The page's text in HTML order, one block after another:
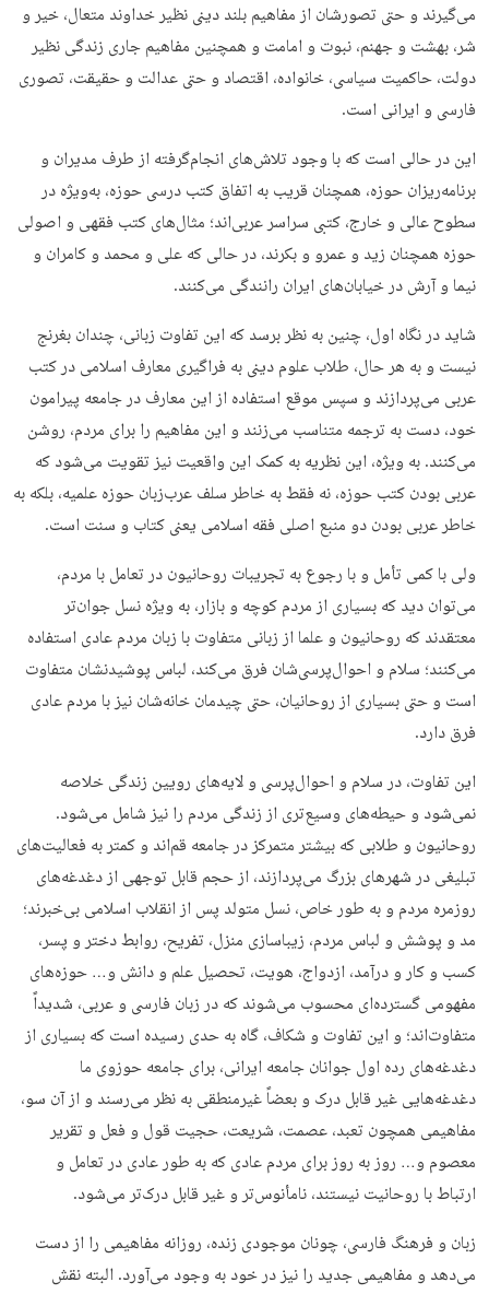
می‌گیرند و حتی تصورشان از مفاهیم بلند دینی نظیر خداوند متعال، خیر و
شر، بهشت و جهنم، نبوت و امامت و همچنین مفاهیم جاری زندگی نظیر
دولت، حاکمیت سیاسی، خانواده، اقتصاد و حتی عدالت و حقیقت، تصوری
فارسی و ایرانی است.
این در حالی است که با وجود تلاش‌های انجام‌گرفته از طرف مدیران و
برنامه‌ریزان حوزه، همچنان قریب به اتفاق کتب درسی حوزه، به‌ویژه در
سطوح عالی و خارج، کتبی سراسر عربی‌اند؛ مثال‌های کتب فقهی و اصولی
حوزه همچنان زید و عمرو و بکرند، در حالی که علی و محمد و کامران و
نیما و آرش در خیابان‌های ایران رانندگی می‌کنند.
شاید در نگاه اول، چنین به نظر برسد که این تفاوت زبانی، چندان بغرنج
نیست و به هر حال، طلاب علوم دینی به فراگیری معارف اسلامی در کتب
عربی می‌پردازند و سپس موقع استفاده از این معارف در جامعه پیرامون
خود، دست به ترجمه متناسب می‌زنند و این مفاهیم را برای مردم، روشن
می‌کنند. به ویژه، این نظریه به کمک این واقعیت نیز تقویت می‌شود که
عربی بودن کتب حوزه، نه فقط به خاطر سلف عرب‌زبان حوزه علمیه، بلکه به
خاطر عربی بودن دو منبع اصلی فقه اسلامی یعنی کتاب و سنت است.
ولی با کمی تأمل و با رجوع به تجریبات روحانیون در تعامل با مردم،
می‌توان دید که بسیاری از مردم کوچه و بازار، به ویژه نسل جوان‌تر
معتقدند که روحانیون و علما از زبانی متفاوت با زبان مردم عادی استفاده
می‌کنند؛ سلام و احوال‌پرسی‌شان فرق می‌کند، لباس پوشیدنشان متفاوت
است و حتی بسیاری از روحانیان، حتی چیدمان خانه‌شان نیز با مردم عادی
فرق دارد.
این تفاوت، در سلام و احوال‌پرسی و لایه‌های رویین زندگی خلاصه
نمی‌شود و حیطه‌های وسیع‌تری از زندگی مردم را نیز شامل می‌شود.
روحانیون و طلابی که بیشتر متمرکز در جامعه قم‌اند و کمتر به فعالیت‌های
تبلیغی در شهرهای بزرگ می‌پردازند، از حجم قابل توجهی از دغدغه‌های
روزمره مردم و به طور خاص، نسل متولد پس از انقلاب اسلامی بی‌خبرند؛
مد و پوشش و لباس مردم، زیباسازی منزل، تفریح، روابط دختر و پسر،
کسب و کار و درآمد، ازدواج، هویت، تحصیل علم و دانش و… حوزه‌های
مفهومی گسترده‌ای محسوب می‌شوند که در زبان فارسی و عربی، شدیداً
متفاوت‌اند؛ و این تفاوت و شکاف، گاه به حدی رسیده است که بسیاری از
دغدغه‌های رده اول جوانان جامعه ایرانی، برای جامعه حوزوی ما
دغدغه‌هایی غیر قابل درک و بعضاً غیرمنطقی به نظر می‌رسند و از آن سو،
مفاهیمی همچون تعبد، عصمت، شریعت، حجیت قول و فعل و تقریر
معصوم و… روز به روز برای مردم عادی که به طور عادی در تعامل و
ارتباط با روحانیت نیستند، نامأنوس‌تر و غیر قابل درک‌تر می‌شود.
زبان و فرهنگ فارسی، چونان موجودی زنده، روزانه مفاهیمی را از دست
می‌دهد و مفاهیمی جدید را نیز در خود به وجود می‌آورد. البته نقش